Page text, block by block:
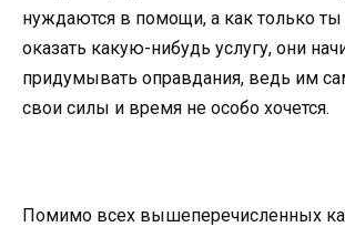
нуждаются в помощи, а как только
оказать какую-нибудь услугу, они
придумывать оправдания, ведь им
свои силы и время не особо хочется.
Помимо всех вышеперечисленных